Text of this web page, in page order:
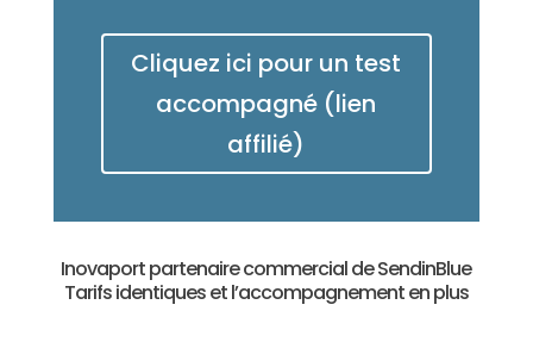
Cliquez ici pour un test
accompagné (lien
affilié)
Inovaport partenaire commercial de SendinBlue
Tarifs identiques et l’accompagnement en plus